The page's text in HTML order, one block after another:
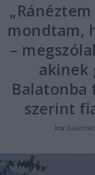
mondtam,
–
akinek
szerint
Írta: